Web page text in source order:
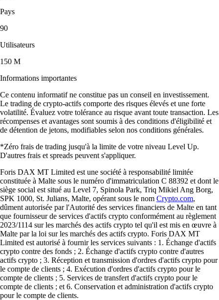
Pays
90
Utilisateurs
150 M
Informations importantes
Ce contenu informatif ne constitue pas un conseil en investissement.
Le trading de crypto-actifs comporte des risques élevés et une forte
volatilité. Évaluez votre tolérance au risque avant toute transaction. Les
récompenses et avantages sont soumis à des conditions d'éligibilité et
de détention de jetons, modifiables selon nos conditions générales.
*Zéro frais de trading jusqu'à la limite de votre niveau Level Up.
D'autres frais et spreads peuvent s'appliquer.
Foris DAX MT Limited est une société à responsabilité limitée
constituée à Malte sous le numéro d'immatriculation C 88392 et dont le
siège social est situé au Level 7, Spinola Park, Triq Mikiel Ang Borg,
SPK 1000, St. Julians, Malte, opérant sous le nom Crypto.com,
dûment autorisée par l'Autorité des services financiers de Malte en tant
que fournisseur de services d'actifs crypto conformément au règlement
2023/1114 sur les marchés des actifs crypto tel qu'il est mis en œuvre à
Malte par la loi sur les marchés des actifs crypto. Foris DAX MT
Limited est autorisé à fournir les services suivants : 1. Échange d'actifs
crypto contre des fonds ; 2. Échange d'actifs crypto contre d'autres
actifs crypto ; 3. Réception et transmission d'ordres d'actifs crypto pour
le compte de clients ; 4. Exécution d'ordres d'actifs crypto pour le
compte de clients ; 5. Services de transfert d'actifs crypto pour le
compte de clients ; et 6. Conservation et administration d'actifs crypto
pour le compte de clients.